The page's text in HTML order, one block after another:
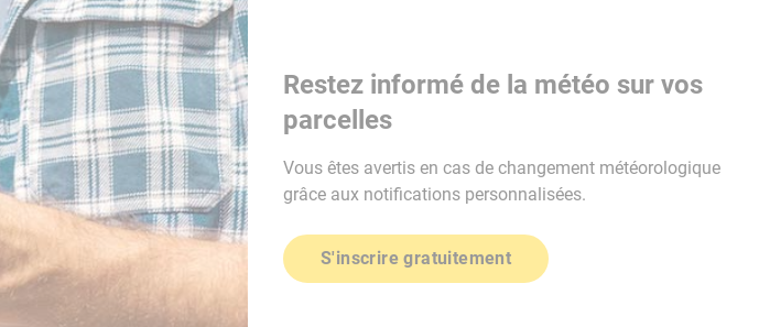
Restez informé de la météo sur vos
parcelles
Vous êtes avertis en cas de changement météorologique
grâce aux notifications personnalisées.
S'inscrire gratuitement